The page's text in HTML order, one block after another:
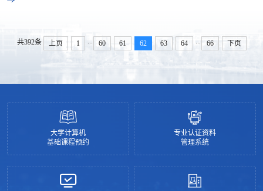
共392条 上页 1 ... 60 61 62 63 64 ... 66 下页
大学计算机
基础课程预约
专业认证资料
管理系统